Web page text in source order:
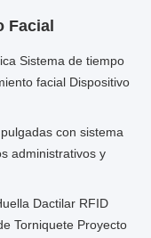
Facial
Sistema de tiempo
facial Dispositivo
con sistema
administrativos y
Dactilar RFID
Torniquete Proyecto